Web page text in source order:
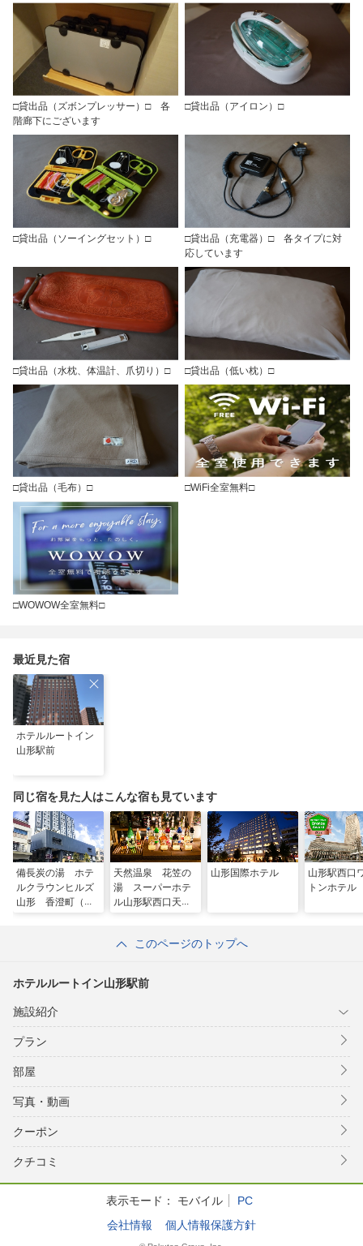
□貸出品（ズボンプレッサー）□ 各
階廊下にございます
□貸出品（アイロン）□
□貸出品（ソーイングセット）□
□貸出品（充電器）□ 各タイプに対
応しています
□貸出品（水枕、体温計、爪切り）□ □貸出品（低い枕）□
□貸出品（毛布）□ □WiFi全室無料□
□WOWOW全室無料□
最近見た宿
ホテルルートイン
山形駅前
同じ宿を見た人はこんな宿も見ています
備長炭の湯 ホテ
ルクラウンヒルズ
山形 香澄町（Ｂ
天然温泉 花笠の
湯 スーパーホテ
ル山形駅西口天然
山形国際ホテル
山形駅西口
トンホテル
このページのトップへ
ホテルルートイン山形駅前
施設紹介
プラン
部屋
写真・動画
クーポン
クチコミ
表示モード： モバイル
PC
会社情報
個人情報保護方針